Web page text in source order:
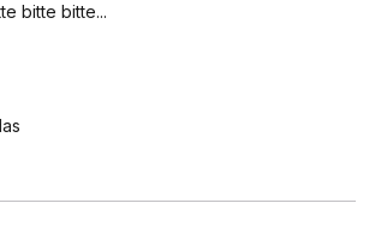
bitte bitte...